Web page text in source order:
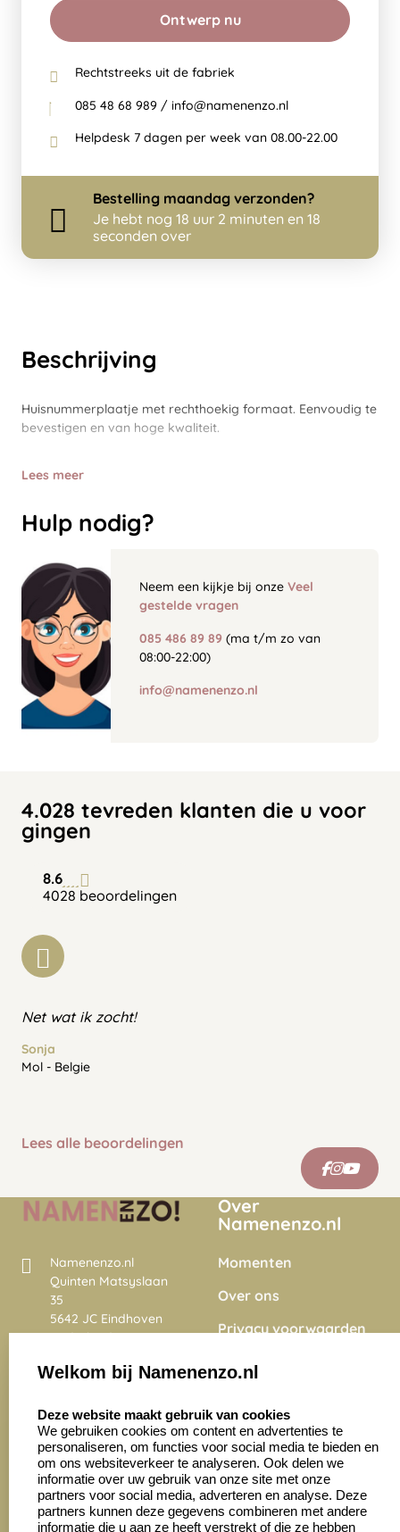
Beschrijving
Huisnummerplaatje met rechthoekig formaat. Eenvoudig te
bevestigen en van hoge kwaliteit.
Lees meer
Hulp nodig?
Neem een kijkje bij onze Veel
gestelde vragen
085 486 89 89 (ma t/m zo van
08:00-22:00)
info@namenenzo.nl
Ontwerp nu
Rechtstreeks uit de fabriek
085 48 68 989 / info@namenenzo.nl
Helpdesk 7 dagen per week van 08.00-22.00
Bestelling maandag verzonden?
Je hebt nog 18 uur 2 minuten en 18
seconden over
4.028 tevreden klanten die u voor
gingen
8.6
4028 beoordelingen
Net wat ik zocht!
Sonja
Mol - Belgie
Lees alle beoordelingen
Namenenzo.nl
Quinten Matsyslaan
35
5642 JC Eindhoven
Nederland
4028 beoordelingen
Over
Namenenzo.nl
Momenten
Over ons
Privacy voorwaarden
Onze vacatures
Zakelijk:
Aanvraag op maat
Klantenservice:
Contact opnemen
Welkom bij Namenenzo.nl
Deze website maakt gebruik van cookies
We gebruiken cookies om content en advertenties te
personaliseren, om functies voor social media te bieden en
om ons websiteverkeer te analyseren. Ook delen we
informatie over uw gebruik van onze site met onze
partners voor social media, adverteren en analyse. Deze
partners kunnen deze gegevens combineren met andere
informatie die u aan ze heeft verstrekt of die ze hebben